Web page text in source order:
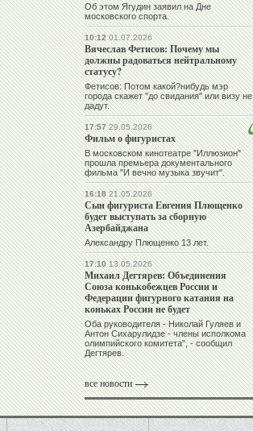
Об этом Ягудин заявил на Дне
московского спорта.
10:1201.07.2026
Вячеслав Фетисов: Почему мы
должны радоваться нейтральному
статусу?
Фетисов: Потом какой?нибудь мэр
города скажет "до свидания" или визу не
дадут.
17:5729.05.2026
Фильм о фигуристах
В московском кинотеатре "Иллюзион"
прошла премьера документального
фильма "И вечно музыка звучит".
16:1821.05.2026
Сын фигуриста Евгения Плющенко
будет выступать за сборную
Азербайджана
Александру Плющенко 13 лет.
17:1013.05.2026
Михаил Дегтярев: Объединения
Союза конькобежцев России и
Федерации фигурного катания на
коньках России не будет
Оба руководителя - Николай Гуляев и
Антон Сихарулидзе - члены исполкома
олимпийского комитета", - сообщил
Дегтярев.
все новости